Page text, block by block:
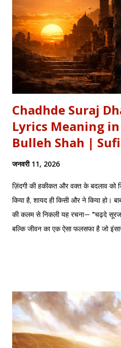
और राष्ट्रीय सांस्कृतिक काव्यधारा
Chadhde Suraj
Lyrics Meaning
Bulleh Shah |
जनवरी 11, 2026
ज़िंदगी की हकीकत और वक्त के बदलाव को
किया है, शायद ही किसी और ने किया हो।
की कलम से निकली यह रचना— "चढ़दे
बल्कि जीवन का एक ऐसा फलसफा है जो
वक्त बदलते देर नहीं लगती। जिस तरह
दिल्लगी भूल जानी पड़ेगी गाकर इश्क़ और
कलाम हमें 'शुक्र' (Gratitude) का पाठ
रचना के हिंदी बोल (Lyrics), उसके गूढ़